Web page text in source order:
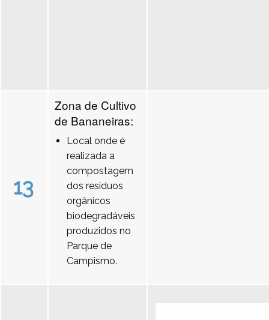
13
Zona de Cultivo
de Bananeiras:
Local onde é
realizada a
compostagem
dos resíduos
orgânicos
biodegradáveis
produzidos no
Parque de
Campismo.